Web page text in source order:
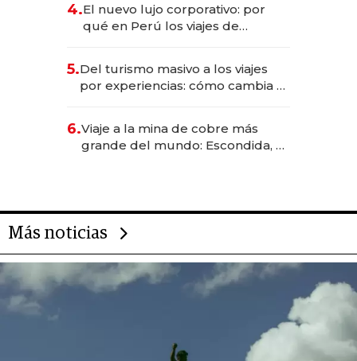
Fénix
4.El nuevo lujo corporativo: por
qué en Perú los viajes de
transformadoras
5.Del turismo masivo a los viajes
por experiencias: cómo cambia el
6.Viaje a la mina de cobre más
grande del mundo: Escondida, el
Más noticias